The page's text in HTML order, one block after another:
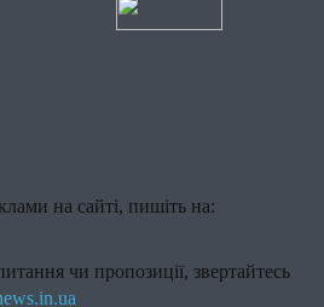
на сайті, пишіть на:
чи пропозиції, звертайтесь